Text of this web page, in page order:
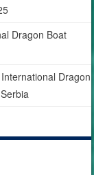
Dragon Boat
Dragon